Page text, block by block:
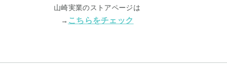
山崎実業のストアページは
→ こちらをチェック